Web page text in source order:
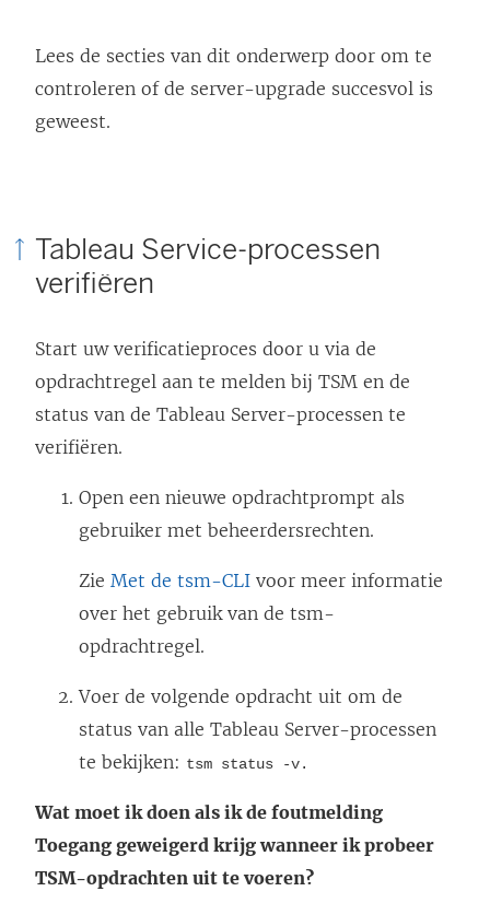
Lees de secties van dit onderwerp door om te
controleren of de server-upgrade succesvol is
geweest.
Tableau Service-processen
verifiëren
Start uw verificatieproces door u via de
opdrachtregel aan te melden bij TSM en de
status van de Tableau Server-processen te
verifiëren.
Open een nieuwe opdrachtprompt als
gebruiker met beheerdersrechten.
Zie Met de tsm-CLI voor meer informatie
over het gebruik van de tsm-
opdrachtregel.
Voer de volgende opdracht uit om de
status van alle Tableau Server-processen
te bekijken: tsm status -v.
Wat moet ik doen als ik de foutmelding
Toegang geweigerd krijg wanneer ik probeer
TSM-opdrachten uit te voeren?